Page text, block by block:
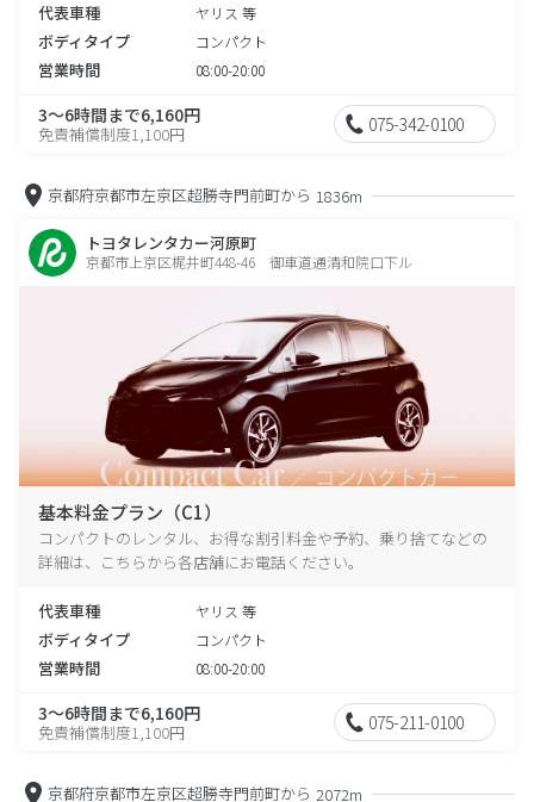
代表車種 ヤリス 等
ボディタイプ コンパクト
営業時間 08:00-20:00
3～6時間まで6,160円
免責補償制度1,100円 075-342-0100
京都府京都市左京区超勝寺門前町から 1836m
トヨタレンタカー河原町
京都市上京区梶井町448-46 御車道通清和院口下ル
基本料金プラン（C1）
コンパクトのレンタル、お得な割引料金や予約、乗り捨てなどの
詳細は、こちらから各店舗にお電話ください。
代表車種 ヤリス 等
ボディタイプ コンパクト
営業時間 08:00-20:00
3～6時間まで6,160円
免責補償制度1,100円 075-211-0100
京都府京都市左京区超勝寺門前町から 2072m